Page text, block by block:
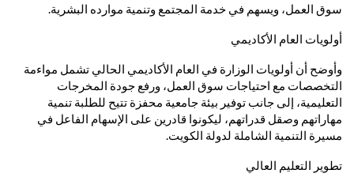
سوق العمل، ويسهم في خدمة المجتمع وتنمية موارده البشرية.
أولويات العام الأكاديمي
وأوضح أن أولويات الوزارة في العام الأكاديمي الحالي تشمل مواءمة
التخصصات مع احتياجات سوق العمل، ورفع جودة المخرجات
التعليمية، إلى جانب توفير بيئة جامعية محفزة تتيح للطلبة تنمية
مهاراتهم وصقل قدراتهم، ليكونوا قادرين على الإسهام الفاعل في
مسيرة التنمية الشاملة لدولة الكويت.
تطوير التعليم العالي